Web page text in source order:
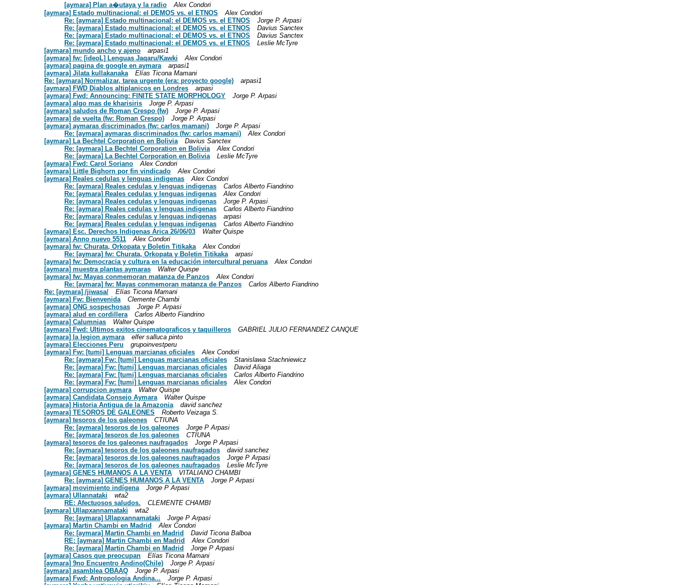
[aymara] Plan a�utaya y la radio
Alex Condori
[aymara] Estado multinacional: el DEMOS vs. el ETNOS
Alex Condori
Re: [aymara] Estado multinacional: el DEMOS vs. el ETNOS
Jorge P. Arpasi
Re: [aymara] Estado multinacional: el DEMOS vs. el ETNOS
Davius Sanctex
Re: [aymara] Estado multinacional: el DEMOS vs. el ETNOS
Davius Sanctex
Re: [aymara] Estado multinacional: el DEMOS vs. el ETNOS
Leslie McTyre
[aymara] mundo ancho y ajeno
arpasi1
[aymara] fw: [ideoL] Lenguas Jaqaru/Kawki
Alex Condori
[aymara] pagina de google en aymara
arpasi1
[aymara] Jilata kullakanaka
Elías Ticona Mamani
Re: [aymara] Normalizar, tarea urgente (era: proyecto google)
arpasi1
[aymara] FWD Diablos altiplanicos en Londres
arpasi
[aymara] Fwd: Announcing: FINITE STATE MORPHOLOGY
Jorge P. Arpasi
[aymara] algo mas de kharisiris
Jorge P. Arpasi
[aymara] saludos de Roman Crespo (fw)
Jorge P. Arpasi
[aymara] de vuelta (fw: Roman Crespo)
Jorge P. Arpasi
[aymara] aymaras discriminados (fw: carlos mamani)
Jorge P. Arpasi
Re: [aymara] aymaras discriminados (fw: carlos mamani)
Alex Condori
[aymara] La Bechtel Corporation en Bolivia
Davius Sanctex
Re: [aymara] La Bechtel Corporation en Bolivia
Alex Condori
Re: [aymara] La Bechtel Corporation en Bolivia
Leslie McTyre
[aymara] Fwd: Carol Soriano
Alex Condori
[aymara] Little Bighorn por fin vindicado
Alex Condori
[aymara] Reales cedulas y lenguas indigenas
Alex Condori
Re: [aymara] Reales cedulas y lenguas indigenas
Carlos Alberto Fiandrino
Re: [aymara] Reales cedulas y lenguas indigenas
Alex Condori
Re: [aymara] Reales cedulas y lenguas indigenas
Jorge P. Arpasi
Re: [aymara] Reales cedulas y lenguas indigenas
Carlos Alberto Fiandrino
Re: [aymara] Reales cedulas y lenguas indigenas
arpasi
Re: [aymara] Reales cedulas y lenguas indigenas
Carlos Alberto Fiandrino
[aymara] Esc. Derechos Indigenas Arica 26/06/03
Walter Quispe
[aymara] Anno nuevo 5511
Alex Condori
[aymara] fw: Churata, Orkopata y Boletin Titikaka
Alex Condori
Re: [aymara] fw: Churata, Orkopata y Boletin Titikaka
arpasi
[aymara] fw: Democracia y cultura en la educación intercultural peruana
Alex Condori
[aymara] muestra plantas aymaras
Walter Quispe
[aymara] fw: Mayas conmemoran matanza de Panzos
Alex Condori
Re: [aymara] fw: Mayas conmemoran matanza de Panzos
Carlos Alberto Fiandrino
Re: [aymara] /jiwasa/
Elías Ticona Mamani
[aymara] Fw: Bienvenida
Clemente Chambi
[aymara] ONG sospechosas
Jorge P. Arpasi
[aymara] alud en cordillera
Carlos Alberto Fiandrino
[aymara] Calumnias
Walter Quispe
[aymara] Fwd: Ultimos exitos cinematograficos y taquilleros
GABRIEL JULIO FERNANDEZ CANQUE
[aymara] la legion aymara
elfer salluca pinto
[aymara] Elecciones Peru
grupoinvestperu
[aymara] Fw: [tumi] Lenguas marcianas oficiales
Alex Condori
Re: [aymara] Fw: [tumi] Lenguas marcianas oficiales
Stanislawa Stachniewicz
Re: [aymara] Fw: [tumi] Lenguas marcianas oficiales
David Aliaga
Re: [aymara] Fw: [tumi] Lenguas marcianas oficiales
Carlos Alberto Fiandrino
Re: [aymara] Fw: [tumi] Lenguas marcianas oficiales
Alex Condori
[aymara] corrupcion aymara
Walter Quispe
[aymara] Candidata Consejo Aymara
Walter Quispe
[aymara] Historia Antigua de la Amazonia
david sanchez
[aymara] TESOROS DE GALEONES
Roberto Veizaga S.
[aymara] tesoros de los galeones
CTIUNA
Re: [aymara] tesoros de los galeones
Jorge P Arpasi
Re: [aymara] tesoros de los galeones
CTIUNA
[aymara] tesoros de los galeones naufragados
Jorge P Arpasi
Re: [aymara] tesoros de los galeones naufragados
david sanchez
Re: [aymara] tesoros de los galeones naufragados
Jorge P Arpasi
Re: [aymara] tesoros de los galeones naufragados
Leslie McTyre
[aymara] GENES HUMANOS A LA VENTA
VITALIANO CHAMBI
Re: [aymara] GENES HUMANOS A LA VENTA
Jorge P Arpasi
[aymara] movimiento indígena
Jorge P Arpasi
[aymara] Ullannataki
wta2
RE: Afectuosos saludos.
CLEMENTE CHAMBI
[aymara] Ullapxannamataki
wta2
Re: [aymara] Ullapxannamataki
Jorge P Arpasi
[aymara] Martin Chambi en Madrid
Alex Condori
Re: [aymara] Martin Chambi en Madrid
David Ticona Balboa
RE: [aymara] Martin Chambi en Madrid
Alex Condori
Re: [aymara] Martin Chambi en Madrid
Jorge P Arpasi
[aymara] Casos que preocupan
Elías Ticona Mamani
[aymara] 9no Encuentro Andino(Chile)
Jorge P. Arpasi
[aymara] asamblea OBAAQ
Jorge P. Arpasi
[aymara] Fwd: Antropologia Andina...
Jorge P. Arpasi